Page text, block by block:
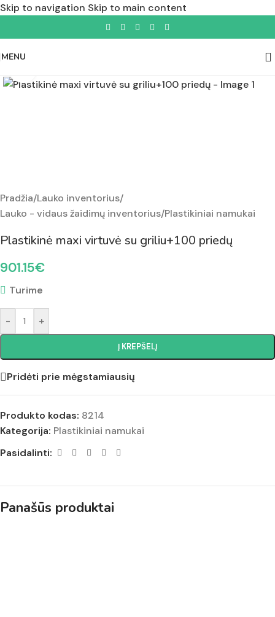
Skip to navigation Skip to main content
MENU
Pradžia/Lauko inventorius/
Lauko - vidaus žaidimų inventorius/Plastikiniai namukai
Plastikinė maxi virtuvė su griliu+100 priedų
901.15€
Turime
- +
Į KREPŠELĮ
Pridėti prie mėgstamiausių
Produkto kodas: 8214
Kategorija: Plastikiniai namukai
Pasidalinti:
Panašūs produktai